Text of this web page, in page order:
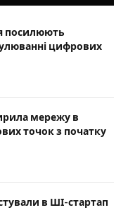
посилюють
цифрових
мережу в
точок з початку
в ШІ-стартап